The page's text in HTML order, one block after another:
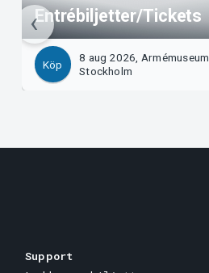
Entrébiljetter/Tickets
Köp
8 aug 2026, Armémuseum,
Stockholm
Support